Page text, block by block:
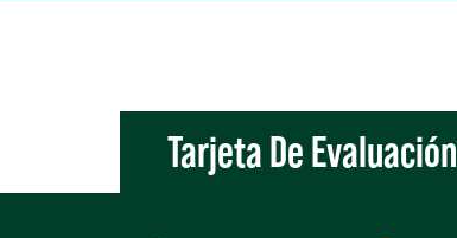
Tarjeta De Evaluación